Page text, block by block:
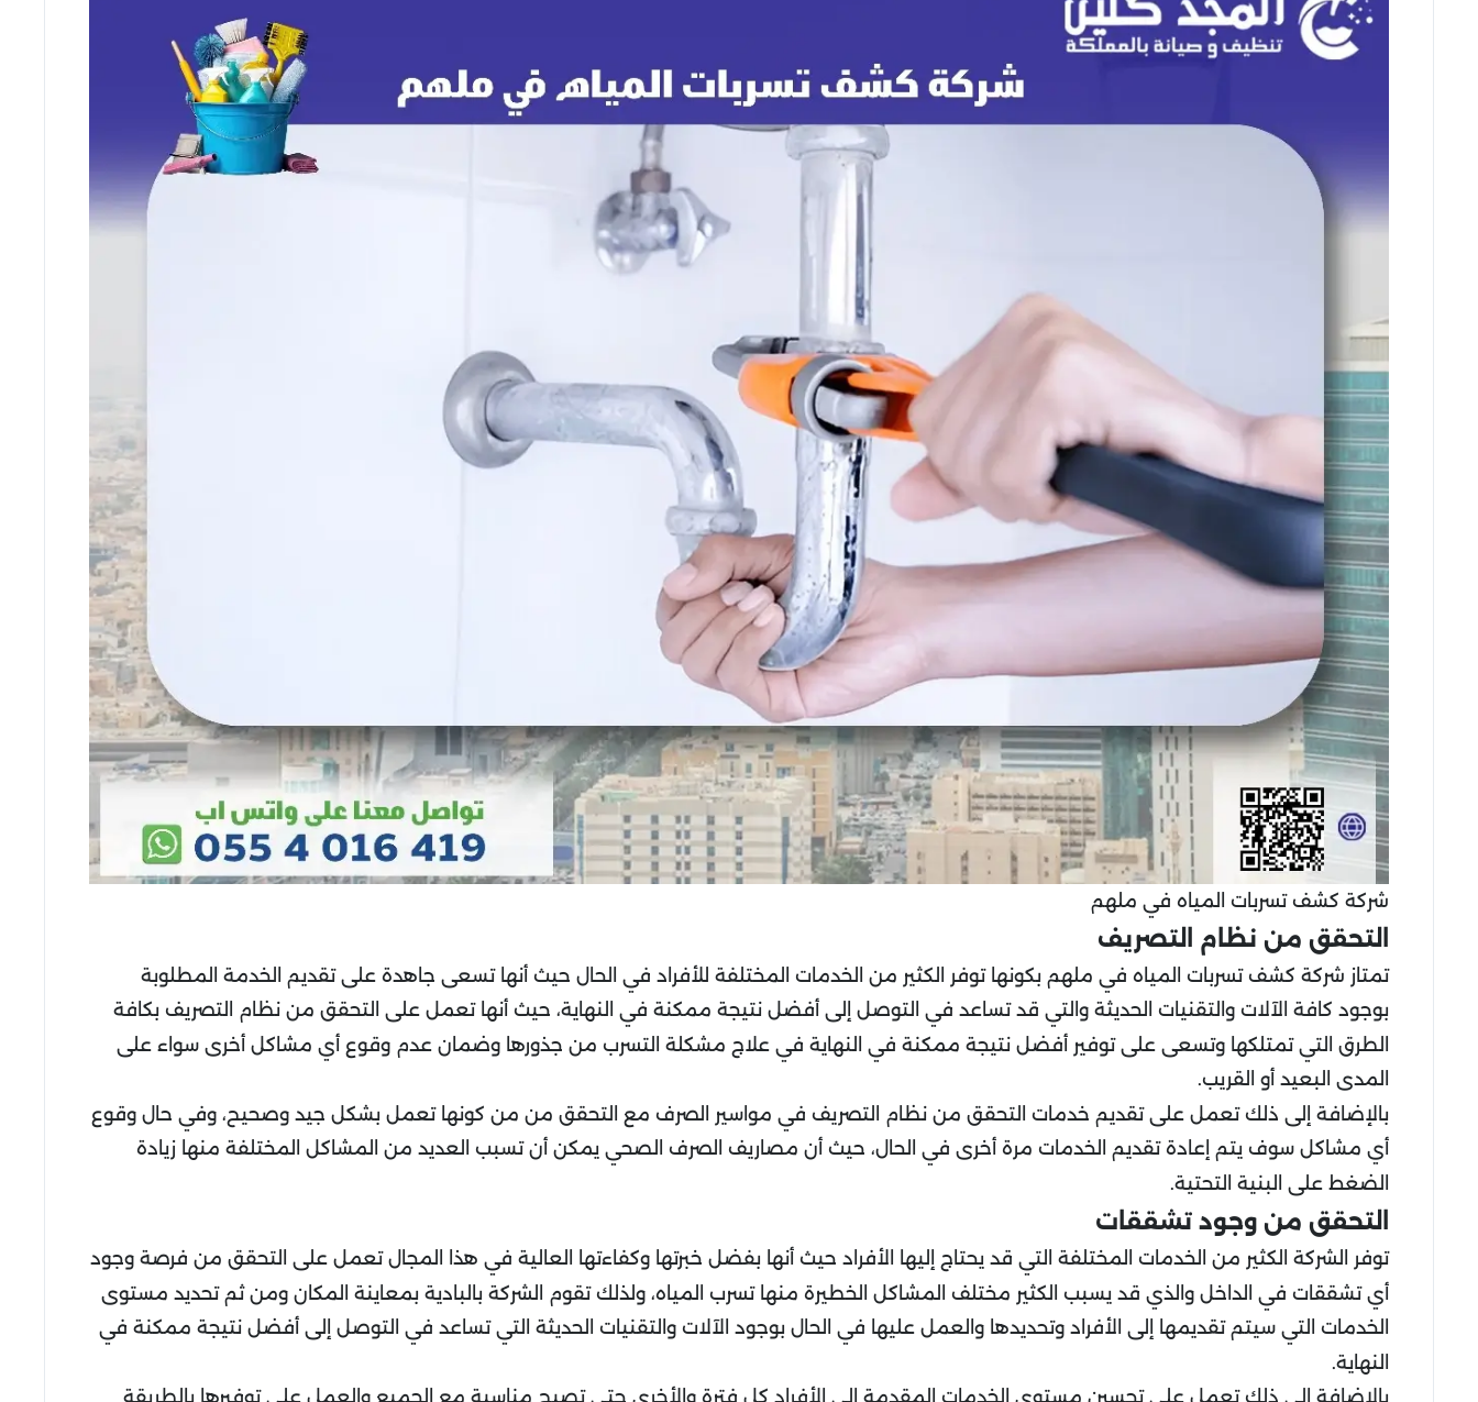
شركة كشف تسربات المياه في ملهم
التحقق من نظام التصريف
تمتاز شركة كشف تسربات المياه في ملهم بكونها توفر الكثير من الخدمات المختلفة للأفراد في الحال حيث أنها تسعى جاهدة على تقديم الخدمة المطلوبة
بوجود كافة الآلات والتقنيات الحديثة والتي قد تساعد في التوصل إلى أفضل نتيجة ممكنة في النهاية، حيث أنها تعمل على التحقق من نظام التصريف بكافة
الطرق التي تمتلكها وتسعى على توفير أفضل نتيجة ممكنة في النهاية في علاج مشكلة التسرب من جذورها وضمان عدم وقوع أي مشاكل أخرى سواء على
المدى البعيد أو القريب.
بالإضافة إلى ذلك تعمل على تقديم خدمات التحقق من نظام التصريف في مواسير الصرف مع التحقق من من كونها تعمل بشكل جيد وصحيح، وفي حال وقوع
أي مشاكل سوف يتم إعادة تقديم الخدمات مرة أخرى في الحال، حيث أن مصاريف الصرف الصحي يمكن أن تسبب العديد من المشاكل المختلفة منها زيادة
الضغط على البنية التحتية.
التحقق من وجود تشققات
توفر الشركة الكثير من الخدمات المختلفة التي قد يحتاج إليها الأفراد حيث أنها بفضل خبرتها وكفاءتها العالية في هذا المجال تعمل على التحقق من فرصة وجود
أي تشققات في الداخل والذي قد يسبب الكثير مختلف المشاكل الخطيرة منها تسرب المياه، ولذلك تقوم الشركة بالبادية بمعاينة المكان ومن ثم تحديد مستوى
الخدمات التي سيتم تقديمها إلى الأفراد وتحديدها والعمل عليها في الحال بوجود الآلات والتقنيات الحديثة التي تساعد في التوصل إلى أفضل نتيجة ممكنة في
النهاية.
بالإضافة إلى ذلك تعمل على تحسين مستوى الخدمات المقدمة إلى الأفراد كل فترة والأخرى حتى تصبح مناسبة مع الجميع والعمل على توفيرها بالطريقة